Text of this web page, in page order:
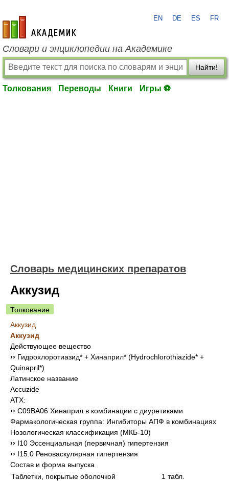
academic.ru
EN DE ES FR
Словари и энциклопедии на Академике
Найти!
Толкования Переводы Книги Игры ⚽
Словарь медицинских препаратов
Аккузид
Толкование
Аккузид
Аккузид
Действующее вещество
›› Гидрохлоротиазид* + Хинаприл* (Hydrochlorothiazide* +
Quinapril*)
Латинское название
Accuzide
АТХ:
›› C09BA06 Хинаприл в комбинации с диуретиками
Фармакологическая группа: Ингибиторы АПФ в комбинациях
Нозологическая классификация (МКБ-10)
›› I10 Эссенциальная (первичная) гипертензия
›› I15.0 Реноваскулярная гипертензия
Состав и форма выпуска
Таблетки, покрытые оболочкой
1 табл.